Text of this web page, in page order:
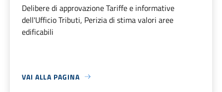
Delibere di approvazione Tariffe e informative
dell'Ufficio Tributi, Perizia di stima valori aree
edificabili
VAI ALLA PAGINA